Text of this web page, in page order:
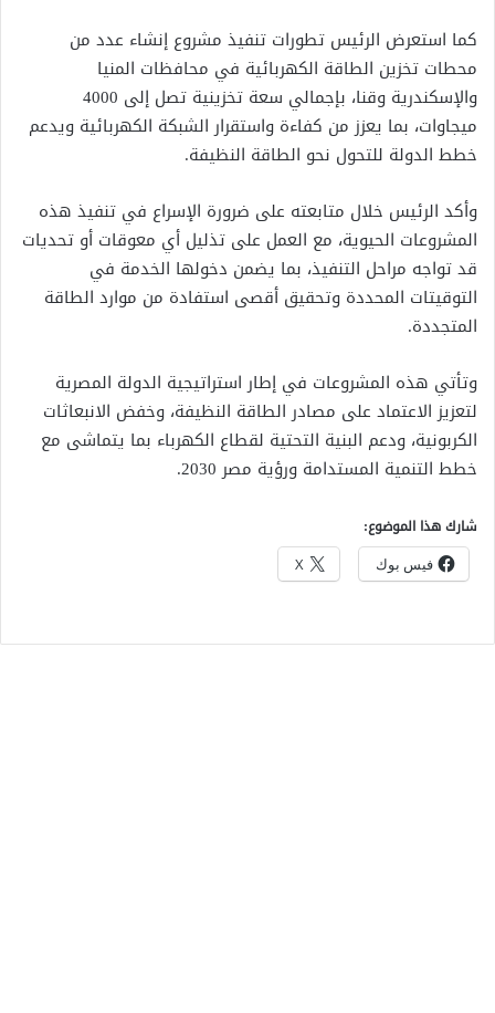
كما استعرض الرئيس تطورات تنفيذ مشروع إنشاء عدد من
محطات تخزين الطاقة الكهربائية في محافظات المنيا
والإسكندرية وقنا، بإجمالي سعة تخزينية تصل إلى 4000
ميجاوات، بما يعزز من كفاءة واستقرار الشبكة الكهربائية ويدعم
خطط الدولة للتحول نحو الطاقة النظيفة.
وأكد الرئيس خلال متابعته على ضرورة الإسراع في تنفيذ هذه
المشروعات الحيوية، مع العمل على تذليل أي معوقات أو تحديات
قد تواجه مراحل التنفيذ، بما يضمن دخولها الخدمة في
التوقيتات المحددة وتحقيق أقصى استفادة من موارد الطاقة
المتجددة.
وتأتي هذه المشروعات في إطار استراتيجية الدولة المصرية
لتعزيز الاعتماد على مصادر الطاقة النظيفة، وخفض الانبعاثات
الكربونية، ودعم البنية التحتية لقطاع الكهرباء بما يتماشى مع
خطط التنمية المستدامة ورؤية مصر 2030.
شارك هذا الموضوع:
فيس بوك X